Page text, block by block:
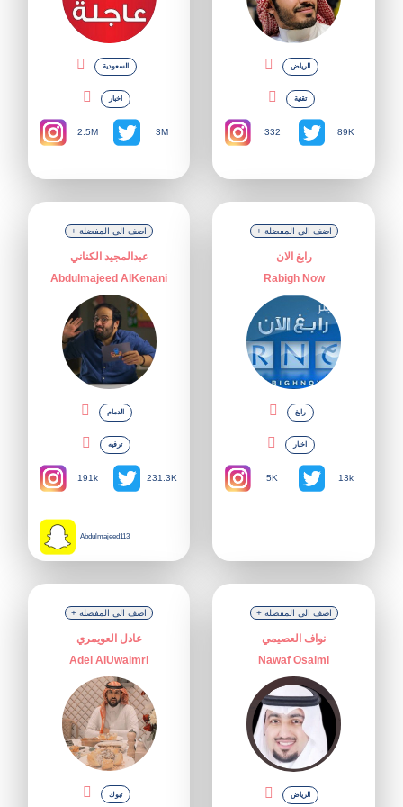
السعودية
اخبار
2.5M 3M
الرياض
تقنية
332 89K
+ اضف الى المفضلة
عبدالمجيد الكناني
Abdulmajeed AlKenani
الدمام
ترفيه
191k 231.3K
Abdulmajeed113
+ اضف الى المفضلة
رابغ الان
Rabigh Now
رابغ
اخبار
5K 13k
+ اضف الى المفضلة
عادل العويمري
Adel AlUwaimri
تبوك
+ اضف الى المفضلة
نواف العصيمي
Nawaf Osaimi
الرياض